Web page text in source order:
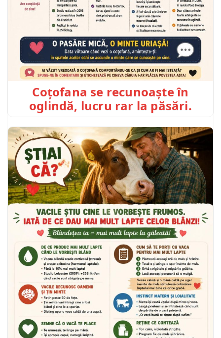
Coțofana se recunoaște în
oglindă, lucru rar la păsări.